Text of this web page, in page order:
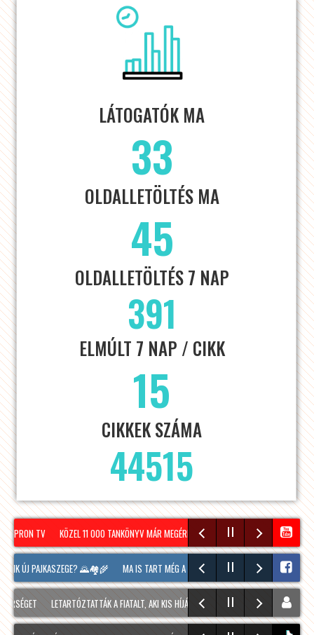
LÁTOGATÓK MA
33
OLDALLETÖLTÉS MA
45
OLDALLETÖLTÉS 7 NAP
391
ELMÚLT 7 NAP / CIKK
15
CIKKEK SZÁMA
44515
TV KÖZEL 11 000 TANKÖNYV MÁR MEGÉRKEZETT SOPRONBA A KÖVETKEZŐ
ÚJ PAJKASZEGE? 🌄🏘️🌾 MA IS TART MÉG A SOPRONI BORÜNNEP, 20 ÓRAKOR A
LETARTÓZTATTÁK A FIATALT, AKI KIS HÍJÁN MEGÖLT EGY 28 ÉVES FÉRFIT